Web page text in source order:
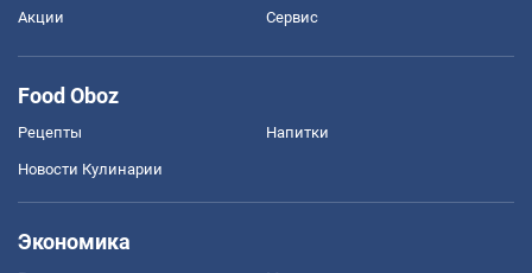
Акции Сервис
Food Oboz
Рецепты Напитки
Новости Кулинарии
Экономика